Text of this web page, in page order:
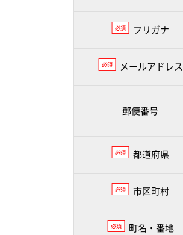
必須 フリガナ
必須 メールアドレス
郵便番号
必須 都道府県
必須 市区町村
必須 町名・番地